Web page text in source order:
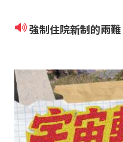
強制住院新制的兩